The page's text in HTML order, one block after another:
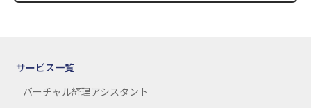
サービス一覧
バーチャル経理アシスタント